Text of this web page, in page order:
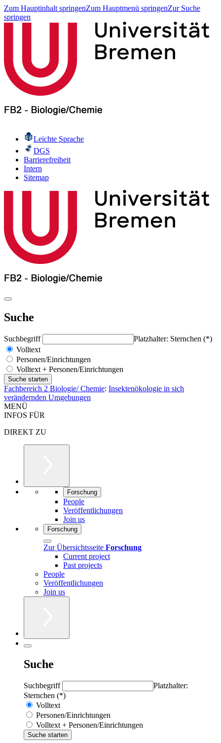
Zum Hauptinhalt springenZum Hauptmenü springenZur Suche
springen
Leichte Sprache
DGS
Barrierefreiheit
Intern
Sitemap
Suche
Suchbegriff
Platzhalter: Sternchen (*)
Volltext
Personen/Einrichtungen
Volltext + Personen/Einrichtungen
Fachbereich 2 Biologie/ Chemie: Insektenökologie in sich
verändernden Umgebungen
MENÜ
INFOS FÜR
DIREKT ZU
Forschung
People
Veröffentlichungen
Join us
Forschung
Zur Übersichtsseite Forschung
Current project
Past projects
People
Veröffentlichungen
Join us
Suche
Suchbegriff
Platzhalter:
Sternchen (*)
Volltext
Personen/Einrichtungen
Volltext + Personen/Einrichtungen